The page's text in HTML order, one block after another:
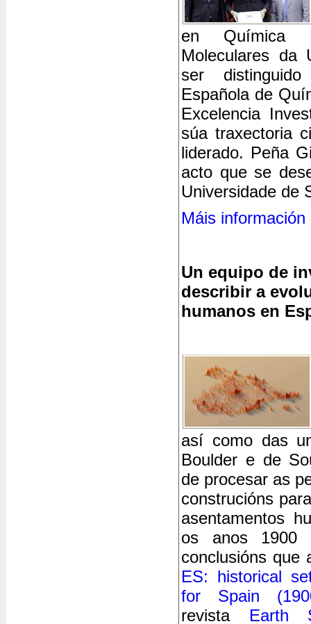
en Química
Moleculares da
ser
Española de
Excelencia
súa traxectoria
liderado. Peña
acto que se
Universidade de
Máis información
Un equipo de
describir a
humanos en
así como das
Boulder e de
de procesar as
construcións
asentamentos
os anos
conclusións que
ES: historical
for Spain
revista Earth